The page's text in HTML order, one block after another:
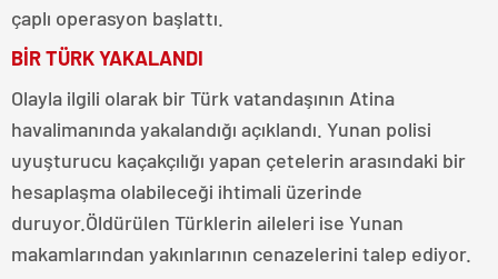
çaplı operasyon başlattı.
BİR TÜRK YAKALANDI
Olayla ilgili olarak bir Türk vatandaşının Atina
havalimanında yakalandığı açıklandı. Yunan polisi
uyuşturucu kaçakçılığı yapan çetelerin arasındaki bir
hesaplaşma olabileceği ihtimali üzerinde
duruyor.Öldürülen Türklerin aileleri ise Yunan
makamlarından yakınlarının cenazelerini talep ediyor.